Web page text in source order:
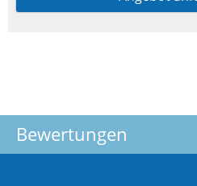
Bewertungen